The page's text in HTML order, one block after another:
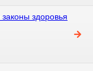
здоровья